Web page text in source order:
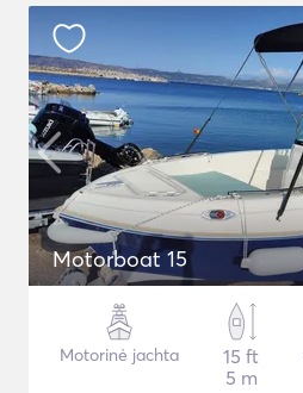
Motorboat 15
Motorinė jachta
15 ft
5 m